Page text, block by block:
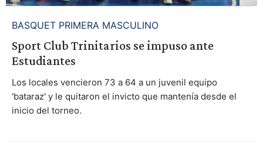
BASQUET PRIMERA MASCULINO
Sport Club Trinitarios se impuso ante
Estudiantes
Los locales vencieron 73 a 64 a un juvenil equipo
'bataraz' y le quitaron el invicto que mantenía desde el
inicio del torneo.